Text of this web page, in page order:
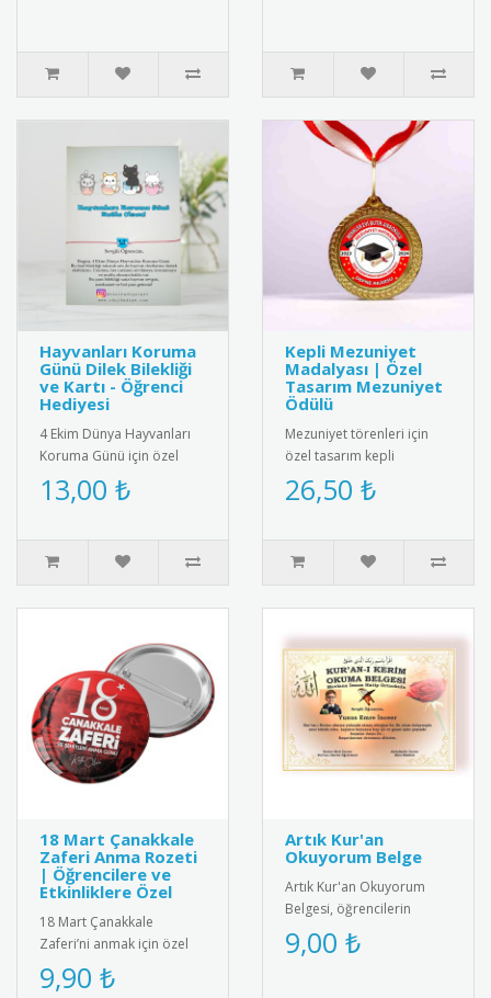
Hayvanları Koruma
Günü Dilek Bilekliği
ve Kartı - Öğrenci
Hediyesi
4 Ekim Dünya Hayvanları
Koruma Günü için özel
olarak hazırlanan bu
anlamlı hediye kartı ve
13,00 ₺
Kepli Mezuniyet
Madalyası | Özel
Tasarım Mezuniyet
Ödülü
Mezuniyet törenleri için
özel tasarım kepli
madalya. Öğrencilerin
eğitim hayatındaki
26,50 ₺
18 Mart Çanakkale
Zaferi Anma Rozeti
| Öğrencilere ve
Etkinliklere Özel
18 Mart Çanakkale
Zaferi’ni anmak için özel
olarak tasarlanmış rozet.
Öğrencilere, öğretmenlere
9,90 ₺
Artık Kur'an
Okuyorum Belge
Artık Kur'an Okuyorum
Belgesi, öğrencilerin
Kur'an okuma becerilerini
kutlayan anlamlı bir ödül
9,00 ₺